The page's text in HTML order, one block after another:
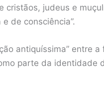
cristãos, judeus e
de consciência”.
antiquíssima” entre
parte da identidade